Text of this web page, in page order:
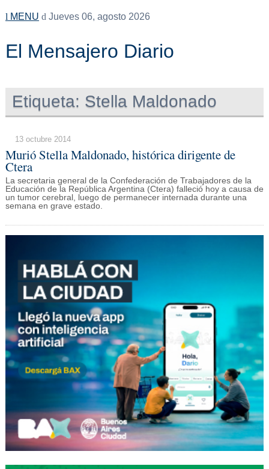
MENU Jueves 06, agosto 2026
El Mensajero Diario
Etiqueta: Stella Maldonado
13 octubre 2014
Murió Stella Maldonado, histórica dirigente de
Ctera
La secretaria general de la Confederación de Trabajadores de la
Educación de la República Argentina (Ctera) falleció hoy a causa de
un tumor cerebral, luego de permanecer internada durante una
semana en grave estado.